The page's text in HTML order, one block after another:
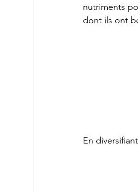
nutriments
dont ils ont
En